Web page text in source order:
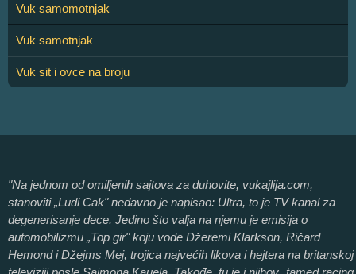
Vuk samomotnjak
Vuk samotnjak
Vuk sit i ovce na broju
"Na jednom od omiljenih sajtova za duhovite, vukajlija.com,
stanoviti „Ludi Cak" nedavno je napisao: Ultra, to je TV kanal za
degenerisanje dece. Jedino što valja na njemu je emisija o
automobilizmu „Top gir" koju vode Džeremi Klarkson, Ričard
Hemond i Džejms Mej, trojica najvećih likova i hejtera na britanskoj